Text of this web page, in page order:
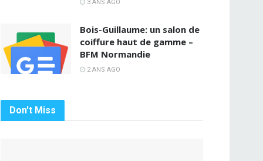
3 ANS AGO
Bois-Guillaume: un salon de
coiffure haut de gamme –
BFM Normandie
2 ANS AGO
Don't Miss